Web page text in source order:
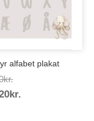
alfabet plakat
kr.Prisinterval:
89,00kr.
kr.